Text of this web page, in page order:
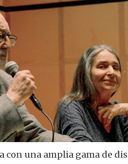
con una amplia gama de